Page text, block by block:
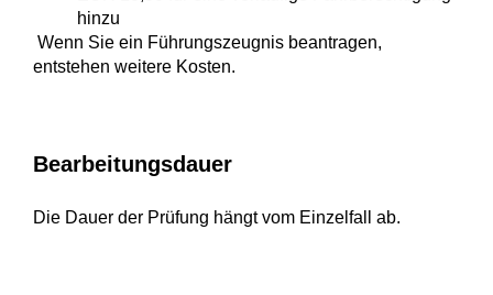
hinzu
Wenn Sie ein Führungszeugnis beantragen,
entstehen weitere Kosten.
Bearbeitungsdauer
Die Dauer der Prüfung hängt vom Einzelfall ab.